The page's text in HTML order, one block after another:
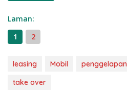
Laman:
1
2
leasing Mobil penggelapan
take over